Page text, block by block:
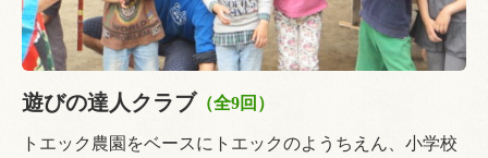
遊びの達人クラブ （全9回）
トエック農園をベースにトエックのようちえん、小学校